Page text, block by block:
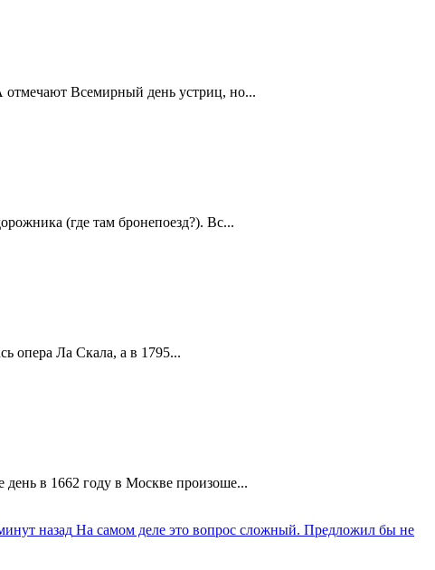
отмечают Всемирный день устриц, но...
(где там бронепоезд?). Вс...
опера Ла Скала, а в 1795...
в 1662 году в Москве произоше...
назад На самом деле это вопрос сложный. Предложил бы не